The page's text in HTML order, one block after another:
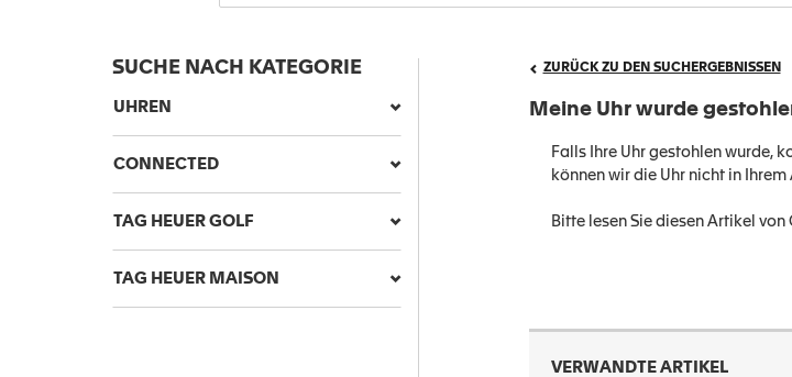
SUCHE NACH KATEGORIE
UHREN
CONNECTED
TAG HEUER GOLF
TAG HEUER MAISON
ZURÜCK ZU DEN SUCHERGEBNISSEN
Meine Uhr wurde
Falls Ihre Uhr gestohlen wurde,
können wir die Uhr nicht in
Bitte lesen Sie diesen Artikel
VERWANDTE ARTIKEL